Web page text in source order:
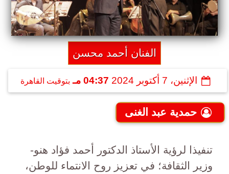
الفنان أحمد محسن
الإثنين، 7 أكتوبر 2024 04:37 مـ بتوقيت القاهرة
حمدية عبد الغنى
تنفيذا لرؤية الأستاذ الدكتور أحمد فؤاد هنو-
وزير الثقافة؛ في تعزيز روح الانتماء للوطن،